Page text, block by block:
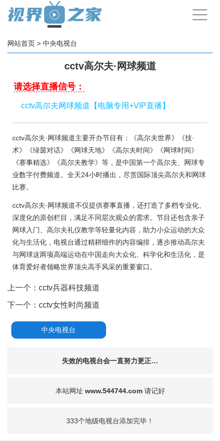
手
机
网站首页 > 中央电视台
cctv高尔夫·网球频道
请选择直播信号：
cctv高尔夫网球频道【电脑专用+VIP直播】
cctv高尔夫·网球频道主要开办节目有：《高尔夫世界》《技·
术》‌‌《绿茵对话》《网球天地》《高尔夫时间》《网球时间》
《赛事精选》《高尔夫教学》等，是中国第一个高尔夫、网球专
业数字付费频道。全天24小时播出，尽赏国际顶尖高尔夫和网球
比赛。
cctv高尔夫·网球频道不仅提供赛事直播，还打造了多档专业化、
深度化的原创栏目，满足不同层次观众的需求。节目还包含亲子
网球入门、高尔夫礼仪教学等轻量化内容，助力小众运动的大众
化与生活化，电视台通过精耕细作的内容编排，逐步推动高尔夫
与网球这两项高端运动在中国走向大众化、科学化和生活化，是
体育爱好者领略世界顶尖高手风采的重要窗口。
上一个： cctv兵器科技频道
下一个： cctv女性时尚频道
中央电视台
失效的电视台会一直努力更正…
本站网址 www.544744.com请记好
333个地级电视台添加完毕！